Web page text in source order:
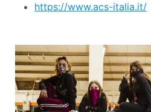
https://www.acs-italia.it/